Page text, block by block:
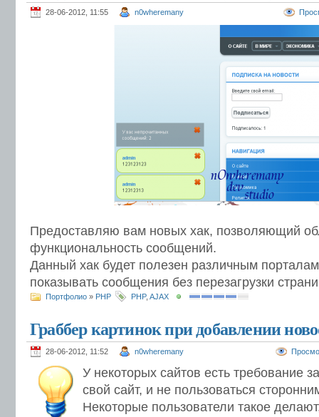
28-06-2012, 11:55 n0wheremany
Предоставляю вам новых хак, позволяющий
функциональность сообщений.
Данный хак будет полезен различным
показывать сообщения без перезагрузки
Портфолио » PHP PHP, AJAX
Граббер картинок при добавлении
28-06-2012, 11:52 n0wheremany
У некоторых сайтов есть требование
свой сайт, и не пользоваться
Некоторые пользователи такое